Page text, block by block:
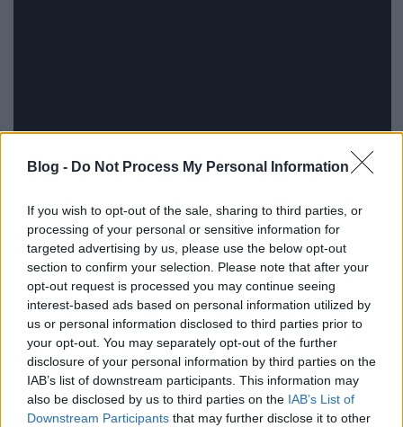
Blog - Do Not Process My Personal Information
If you wish to opt-out of the sale, sharing to third parties, or
processing of your personal or sensitive information for
targeted advertising by us, please use the below opt-out
section to confirm your selection. Please note that after your
opt-out request is processed you may continue seeing
interest-based ads based on personal information utilized by
us or personal information disclosed to third parties prior to
your opt-out. You may separately opt-out of the further
disclosure of your personal information by third parties on the
IAB’s list of downstream participants. This information may
also be disclosed by us to third parties on the IAB’s List of
Downstream Participants that may further disclose it to other
Curl of the Burlaz én egyik kedvenc dalom.
Imádom, ahogy Brent énekli a nyitó sorokat, a
dalban hallható riff pedig egyszerű, de nagyszerű!
Elcsépelt duma, de annyira igaz. A refrén annyira
fülbemászó, hogy utána nagyon nehéz a
hallójáratokból kipucolni. Egyszerűen nem tudom